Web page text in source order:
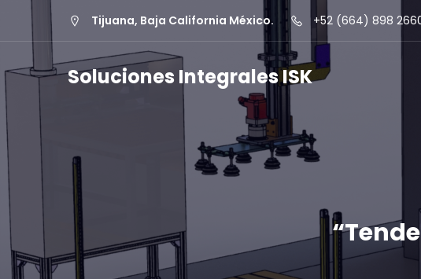
Tijuana, Baja California México. +52 (664) 898
Soluciones Integrales ISK